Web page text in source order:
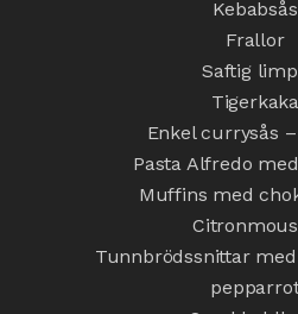
Kebabsås
Frallor
Saftig
Tigerkaka
Enkel currysås
Pasta Alfredo
Muffins med
Tunnbrödssnittar